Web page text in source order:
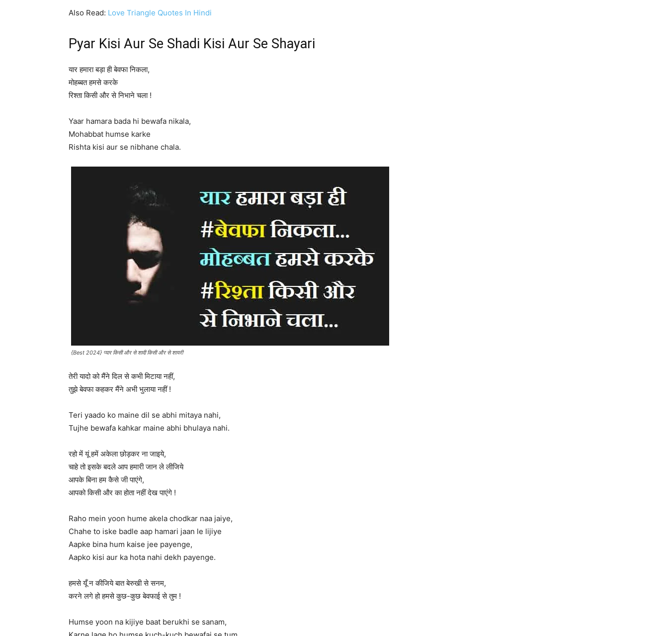
Also Read: Love Triangle Quotes In Hindi
Pyar Kisi Aur Se Shadi Kisi Aur Se Shayari
यार हमारा बड़ा ही बेवफा निकला,
मोहब्बत हमसे करके
रिश्ता किसी और से निभाने चला !
Yaar hamara bada hi bewafa nikala,
Mohabbat humse karke
Rishta kisi aur se nibhane chala.
{Best 2024} प्यार किसी और से शादी किसी और से शायरी
तेरी यादो को मैंने दिल से कभी मिटाया नहीं,
तुझे बेवफा कहकर मैंने अभी भुलाया नहीं !
Teri yaado ko maine dil se abhi mitaya nahi,
Tujhe bewafa kahkar maine abhi bhulaya nahi.
रहो में यूं हमें अकेला छोड़कर ना जाइये,
चाहे तो इसके बदले आप हमारी जान ले लीजिये
आपके बिना हम कैसे जी पाएंगे,
आपको किसी और का होता नहीं देख पाएंगे !
Raho mein yoon hume akela chodkar naa jaiye,
Chahe to iske badle aap hamari jaan le lijiye
Aapke bina hum kaise jee payenge,
Aapko kisi aur ka hota nahi dekh payenge.
हमसे यूँ न कीजिये बात बेरुखी से सनम,
करने लगे हो हमसे कुछ-कुछ बेवफाई से तुम !
Humse yoon na kijiye baat berukhi se sanam,